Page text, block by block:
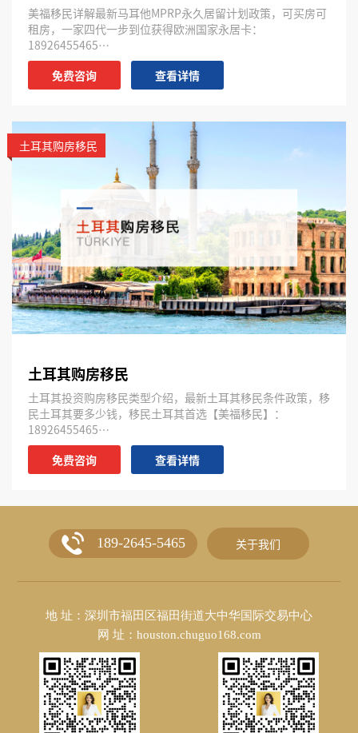
美福移民详解最新马耳他MPRP永久居留计划政策，可买房可
租房，一家四代一步到位获得欧洲国家永居卡：
18926455465…
免费咨询
查看详情
土耳其购房移民
土耳其购房移民
土耳其投资购房移民类型介绍，最新土耳其移民条件政策，移
民土耳其要多少钱，移民土耳其首选【美福移民】：
18926455465…
免费咨询
查看详情
189-2645-5465 关于我们
地 址：深圳市福田区福田街道大中华国际交易中心
网 址：houston.chuguo168.com